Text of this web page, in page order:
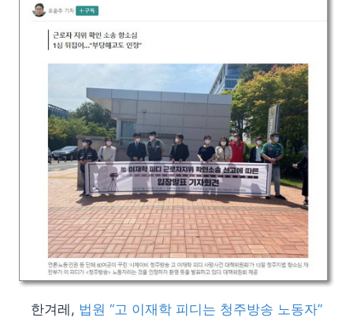
한겨레, 법원 “고 이재학 피디는 청주방송 노동자”